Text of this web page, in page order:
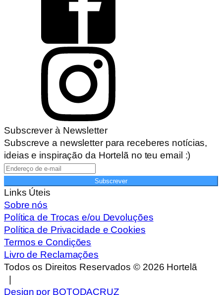
Subscrever à Newsletter
Subscreve a newsletter para receberes notícias,
ideias e inspiração da Hortelã no teu email :)
Subscrever
Links Úteis
Sobre nós
Política de Trocas e/ou Devoluções
Política de Privacidade e Cookies
Termos e Condições
Livro de Reclamações
Todos os Direitos Reservados © 2026 Hortelã
|
Design por BOTODACRUZ